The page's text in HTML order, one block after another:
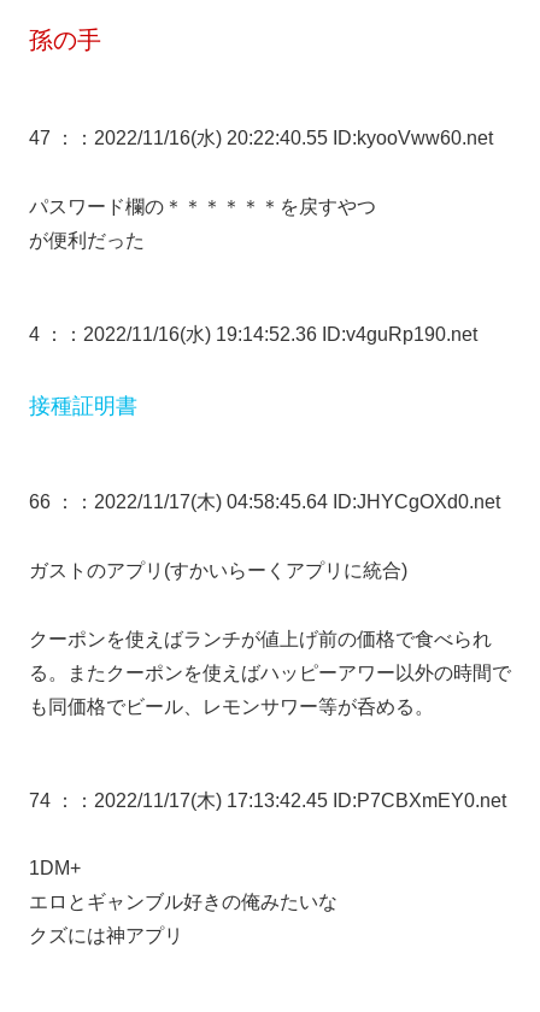
孫の手
47 ： ：2022/11/16(水) 20:22:40.55 ID:kyooVww60.net
パスワード欄の＊＊＊＊＊＊を戻すやつ
が便利だった
4 ： ：2022/11/16(水) 19:14:52.36 ID:v4guRp190.net
接種証明書
66 ： ：2022/11/17(木) 04:58:45.64 ID:JHYCgOXd0.net
ガストのアプリ(すかいらーくアプリに統合)
クーポンを使えばランチが値上げ前の価格で食べられ
る。またクーポンを使えばハッピーアワー以外の時間で
も同価格でビール、レモンサワー等が呑める。
74 ： ：2022/11/17(木) 17:13:42.45 ID:P7CBXmEY0.net
1DM+
エロとギャンブル好きの俺みたいな
クズには神アプリ